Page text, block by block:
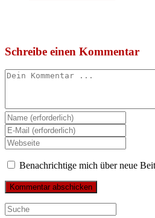
Schreibe einen Kommentar
Kommentieren
Gib
deinen
Namen
oder
Benutzernamen
zum
Kommentieren
ein
Gib
deine
E-
Mail-
Adresse
zum
Kommentieren
ein
Gib
deine
Website-
ein
(optional)
Benachrichtige mich über neue